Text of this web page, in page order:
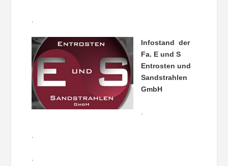
Infostand der
Fa. E und S
Entrosten und
Sandstrahlen
GmbH
.